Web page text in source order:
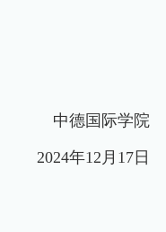
中德国际学院
2024年12 月 17 日